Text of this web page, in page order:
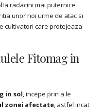
radacini mai puternice.
unor noi urme de atac si
cultivatori care protejeaza
Fitomag in
in sol, incepe prin a le
zonei afectate, astfel incat